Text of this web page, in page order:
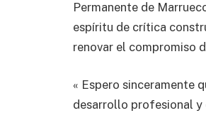
Permanente de
espíritu de crítica
renovar el compromiso
« Espero sinceramente
desarrollo profesional y